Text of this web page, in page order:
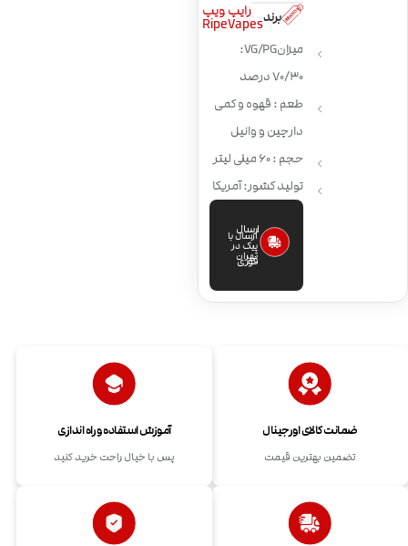
برند رایپ ویپ
RipeVapes
میزان VG/PG:
70/30 درصد
طعم : قهوه و کمی
دارچین و وانیل
حجم : 60 میلی لیتر
تولید کشور: آمریکا
ارسال
فوری
ارسال با
پیک در
تهران
ضمانت کالای اورجینال
تضمین بهترین قیمت
آموزش استفاده و راه اندازی
پس با خیال راحت خرید کنید